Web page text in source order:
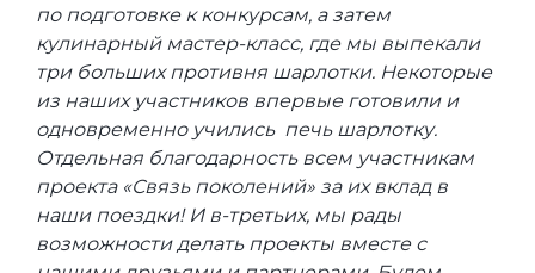
по подготовке к конкурсам, а затем
кулинарный мастер-класс, где мы выпекали
три больших противня шарлотки. Некоторые
из наших участников впервые готовили и
одновременно учились печь шарлотку.
Отдельная благодарность всем участникам
проекта «Связь поколений» за их вклад в
наши поездки! И в-третьих, мы рады
возможности делать проекты вместе с